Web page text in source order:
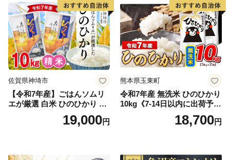
野町産 Elevation
佐賀県神埼市
【令和7年産】ごはんソムリ
エが厳選 白米 ひのひかり 10
米 10kg 5kg×2 ひのひかり ブ
19,000円
熊本県玉東町
令和7年産 無洗米 ひのひかり
10kg《7-14日以内に出荷予定
(土日祝除く)》コメ 米 無洗米
令和7年産 高レビュー｜人気
18,700円